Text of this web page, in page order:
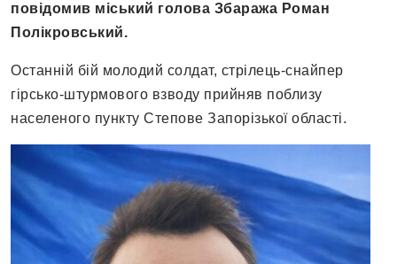
повідомив міський голова Збаража Роман
Полікровський.
Останній бій молодий солдат, стрілець-снайпер
гірсько-штурмового взводу прийняв поблизу
населеного пункту Степове Запорізької області.